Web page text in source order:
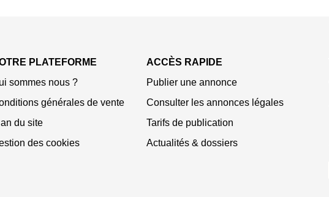
PLATEFORME
sommes nous ?
générales de vente
du site
des cookies
ACCÈS RAPIDE
Publier une annonce
Consulter les annonces légales
Tarifs de publication
Actualités & dossiers